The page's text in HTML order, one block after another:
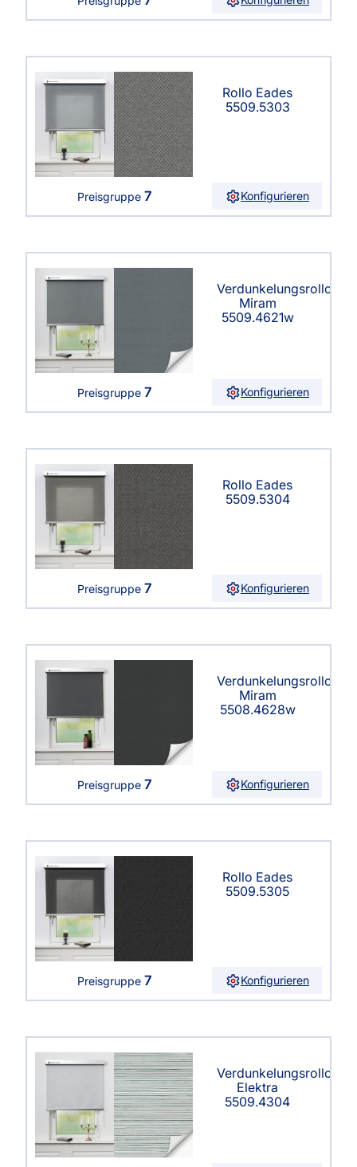
Rollo Eades
5509.5303
Preisgruppe 7 Konfigurieren
Verdunkelungsrollo
Miram
5509.4621w
Preisgruppe 7 Konfigurieren
Rollo Eades
5509.5304
Preisgruppe 7 Konfigurieren
Verdunkelungsrollo
Miram
5508.4628w
Preisgruppe 7 Konfigurieren
Rollo Eades
5509.5305
Preisgruppe 7 Konfigurieren
Verdunkelungsrollo
Elektra
5509.4304